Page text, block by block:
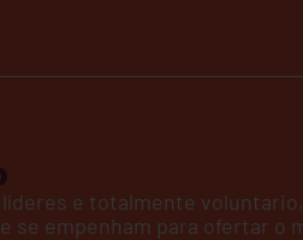
e totalmente
se empenham para ofertar